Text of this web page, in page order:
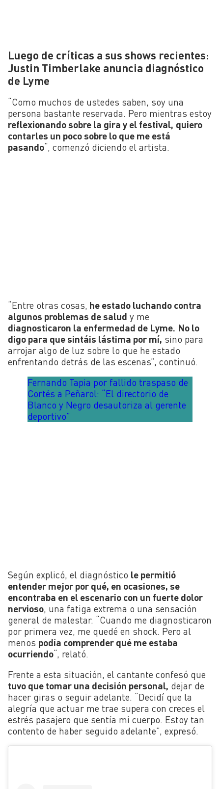
Luego de críticas a sus shows recientes:
Justin Timberlake anuncia diagnóstico
de Lyme
“Como muchos de ustedes saben, soy una
persona bastante reservada. Pero mientras estoy
reflexionando sobre la gira y el festival, quiero
contarles un poco sobre lo que me está
pasando“, comenzó diciendo el artista.
“Entre otras cosas, he estado luchando contra
algunos problemas de salud y me
diagnosticaron la enfermedad de Lyme. No lo
digo para que sintáis lástima por mí, sino para
arrojar algo de luz sobre lo que he estado
enfrentando detrás de las escenas”, continuó.
Fernando Tapia por fallido traspaso de
Cortés a Peñarol: “El directorio de
Blanco y Negro desautoriza al gerente
deportivo”
Según explicó, el diagnóstico le permitió
entender mejor por qué, en ocasiones, se
encontraba en el escenario con un fuerte dolor
nervioso, una fatiga extrema o una sensación
general de malestar. “Cuando me diagnosticaron
por primera vez, me quedé en shock. Pero al
menos podía comprender qué me estaba
ocurriendo“, relató.
Frente a esta situación, el cantante confesó que
tuvo que tomar una decisión personal, dejar de
hacer giras o seguir adelante. “Decidí que la
alegría que actuar me trae supera con creces el
estrés pasajero que sentía mi cuerpo. Estoy tan
contento de haber seguido adelante”, expresó.